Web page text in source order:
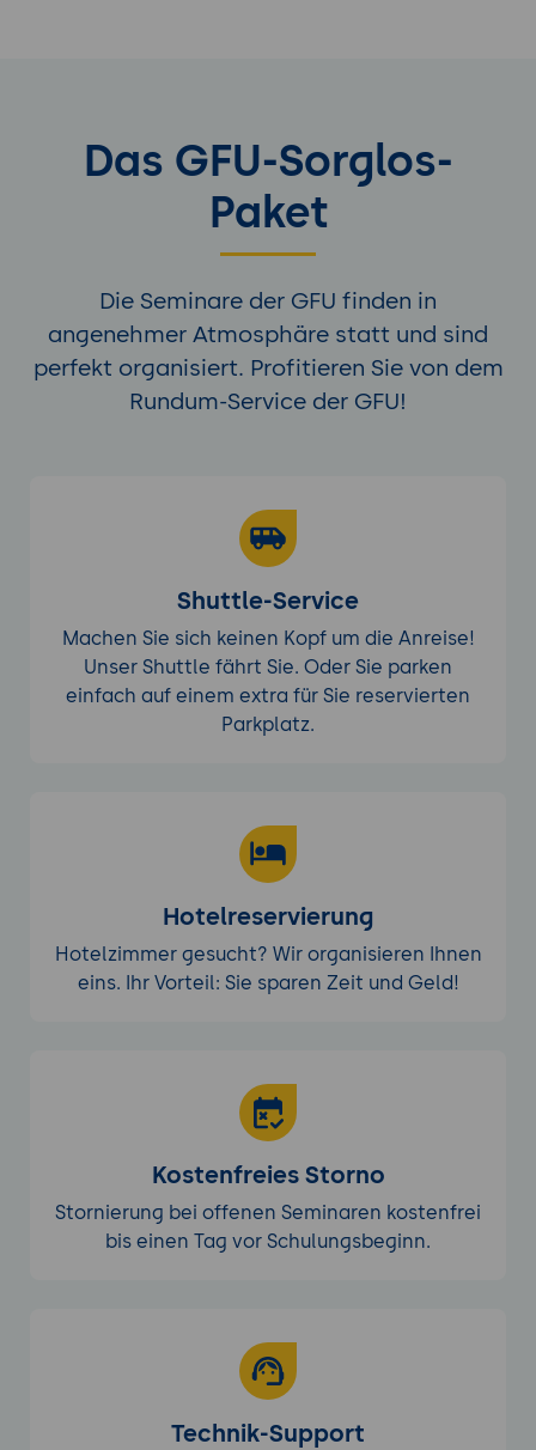
Das GFU-Sorglos-
Paket
Die Seminare der GFU finden in
angenehmer Atmosphäre statt und sind
perfekt organisiert. Profitieren Sie von dem
Rundum-Service der GFU!
Shuttle-Service
Machen Sie sich keinen Kopf um die Anreise!
Unser Shuttle fährt Sie. Oder Sie parken
einfach auf einem extra für Sie reservierten
Parkplatz.
Hotelreservierung
Hotelzimmer gesucht? Wir organisieren Ihnen
eins. Ihr Vorteil: Sie sparen Zeit und Geld!
Kostenfreies Storno
Stornierung bei offenen Seminaren kostenfrei
bis einen Tag vor Schulungsbeginn.
Technik-Support